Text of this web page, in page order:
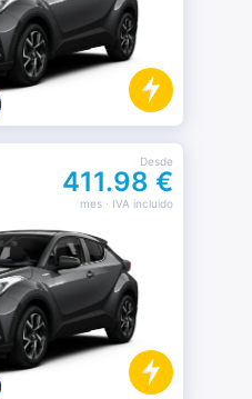
Desde
411.98 €
mes· IVA incluido